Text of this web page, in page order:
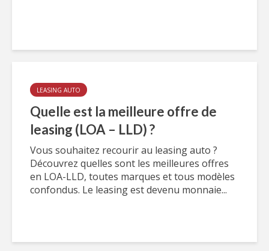
LEASING AUTO
Quelle est la meilleure offre de
leasing (LOA – LLD) ?
Vous souhaitez recourir au leasing auto ?
Découvrez quelles sont les meilleures offres
en LOA-LLD, toutes marques et tous modèles
confondus. Le leasing est devenu monnaie...